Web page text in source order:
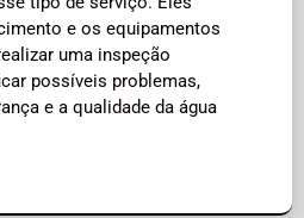
e os equipamentos
uma inspeção
possíveis problemas,
e a qualidade da água